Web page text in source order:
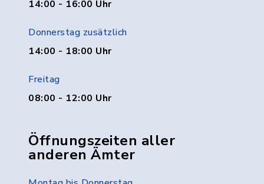
14:00 - 16:00 Uhr
Donnerstag zusätzlich
14:00 - 18:00 Uhr
Freitag
08:00 - 12:00 Uhr
Öffnungszeiten aller
anderen Ämter